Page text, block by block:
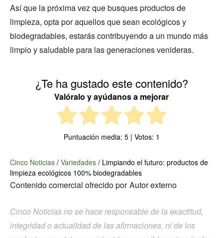
Así que la próxima vez que busques productos de
limpieza, opta por aquellos que sean ecológicos y
biodegradables, estarás contribuyendo a un mundo más
limpio y saludable para las generaciones venideras.
¿Te ha gustado este contenido?
Valóralo y ayúdanos a mejorar
Puntuación media: 5| Votos: 1
Cinco Noticias / Variedades / Limpiando el futuro: productos de
limpieza ecológicos 100% biodegradables
Contenido comercial ofrecido por Autor externo
Cinco Noticias no se hace responsable de la exactitud,
integridad o actualidad de las afirmaciones, ni de los